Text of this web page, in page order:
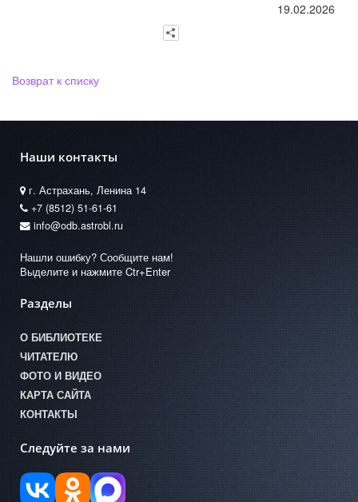
19.02.2026
Возврат к списку
Наши контакты
г. Астрахань, Ленина 14
+7 (8512) 51-61-61
info@odb.astrobl.ru
Нашли ошибку? Сообщите нам!
Выделите и нажмите Ctr+Enter
Разделы
О БИБЛИОТЕКЕ
ЧИТАТЕЛЮ
ФОТО И ВИДЕО
КАРТА САЙТА
КОНТАКТЫ
Следуйте за нами